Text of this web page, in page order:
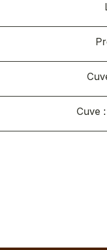
Cuve